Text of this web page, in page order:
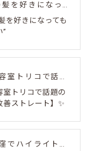
“自分の髪を好きになってもらいたい”
を好きになっても
”
荻窪美容室トリコで話題の【髪質改善ストレート】✨
室トリコで話題の
善ストレート】✨
🎨【荻窪でハイライト・カラーなら美容室トリコ】にお任せくださ...